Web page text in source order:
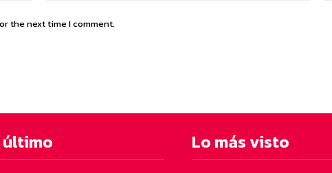
the next time I comment.
último Lo más visto